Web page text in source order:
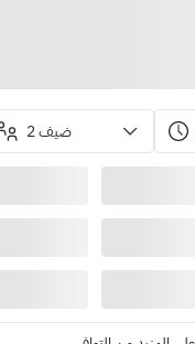
2 ضيف